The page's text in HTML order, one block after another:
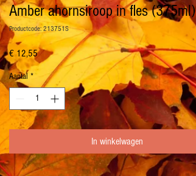
Amber ahornsiroop in fles (375ml)
Productcode: 213751S
€ 12,55Prijs
Aantal *
In winkelwagen